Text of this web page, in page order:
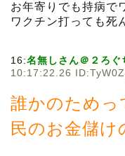
お年寄りでも持病で
ワクチン打っても死
16:名無しさん＠２ろぐ
10:17:22.26
誰かのためっ
民のお金儲け